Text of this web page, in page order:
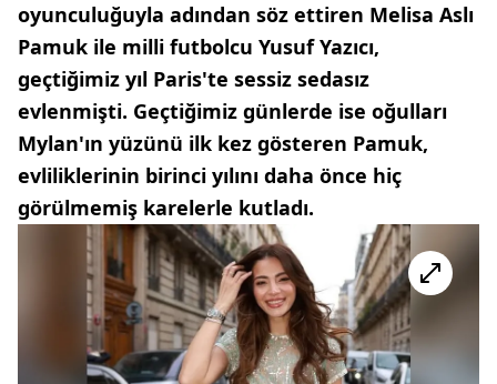
oyunculuğuyla adından söz ettiren Melisa Aslı
Pamuk ile milli futbolcu Yusuf Yazıcı,
geçtiğimiz yıl Paris'te sessiz sedasız
evlenmişti. Geçtiğimiz günlerde ise oğulları
Mylan'ın yüzünü ilk kez gösteren Pamuk,
evliliklerinin birinci yılını daha önce hiç
görülmemiş karelerle kutladı.